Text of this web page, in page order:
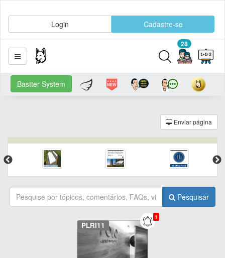
Login Cadastre-se
28
Bastter System
Enviar página
Pesquisar
1
PLRI11